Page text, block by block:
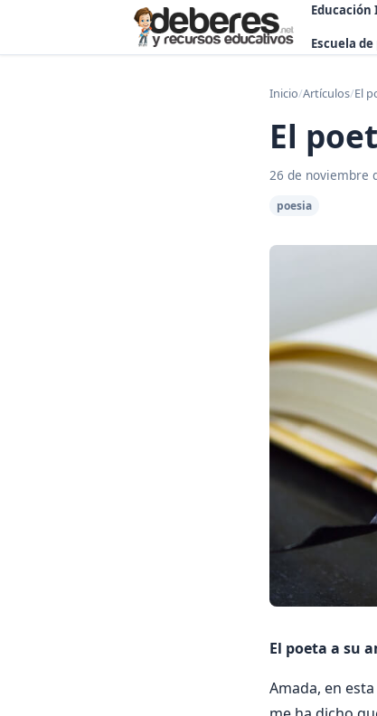
Escuela
Inicio/Artículos/El
El
26 de noviembre
poesia
El poeta a su
Amada, en